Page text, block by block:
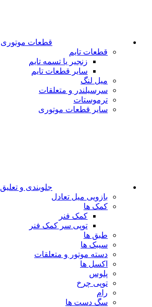
قطعات موتوری
قطعات تایم
زنجیر یا تسمه تایم
سایر قطعات تایم
میل لنگ
سرسیلندر و متعلقات
ترموستات
سایر قطعات موتوری
جلوبندی و تعلیق
بازویی میل تعادل
کمک ها
کمک فنر
توپی سر کمک فنر
طبق ها
سیبک ها
دسته موتور و متعلقات
اکسل ها
پلوس
توپی چرخ
رام
سگ دست ها